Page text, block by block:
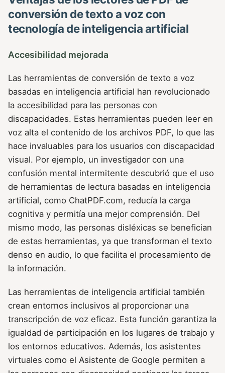
conversión de texto a voz con
tecnología de inteligencia artificial
Accesibilidad mejorada
Las herramientas de conversión de texto a voz
basadas en inteligencia artificial han revolucionado
la accesibilidad para las personas con
discapacidades. Estas herramientas pueden leer en
voz alta el contenido de los archivos PDF, lo que las
hace invaluables para los usuarios con discapacidad
visual. Por ejemplo, un investigador con una
confusión mental intermitente descubrió que el uso
de herramientas de lectura basadas en inteligencia
artificial, como ChatPDF.com, reducía la carga
cognitiva y permitía una mejor comprensión. Del
mismo modo, las personas disléxicas se benefician
de estas herramientas, ya que transforman el texto
denso en audio, lo que facilita el procesamiento de
la información.
Las herramientas de inteligencia artificial también
crean entornos inclusivos al proporcionar una
transcripción de voz eficaz. Esta función garantiza la
igualdad de participación en los lugares de trabajo y
los entornos educativos. Además, los asistentes
virtuales como el Asistente de Google permiten a